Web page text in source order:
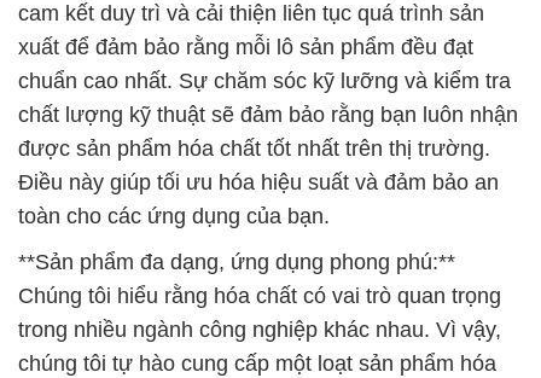
cam kết duy trì và cải thiện liên tục quá trình sản
xuất để đảm bảo rằng mỗi lô sản phẩm đều đạt
chuẩn cao nhất. Sự chăm sóc kỹ lưỡng và kiểm tra
chất lượng kỹ thuật sẽ đảm bảo rằng bạn luôn nhận
được sản phẩm hóa chất tốt nhất trên thị trường.
Điều này giúp tối ưu hóa hiệu suất và đảm bảo an
toàn cho các ứng dụng của bạn.
**Sản phẩm đa dạng, ứng dụng phong phú:**
Chúng tôi hiểu rằng hóa chất có vai trò quan trọng
trong nhiều ngành công nghiệp khác nhau. Vì vậy,
chúng tôi tự hào cung cấp một loạt sản phẩm hóa